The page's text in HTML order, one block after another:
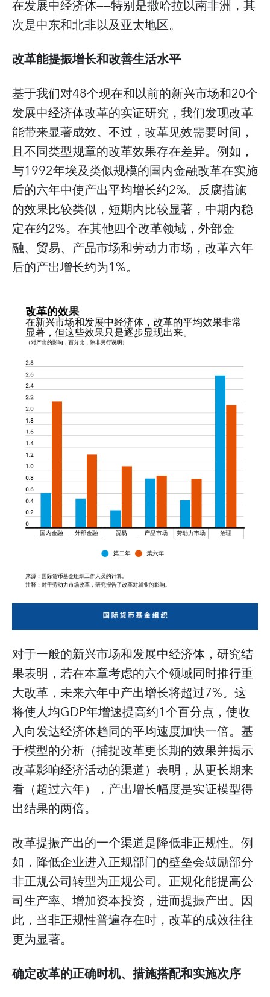
在发展中经济体——特别是撒哈拉以南非洲，其
次是中东和北非以及亚太地区。
改革能提振增长和改善生活水平
基于我们对48个现在和以前的新兴市场和20个
发展中经济体改革的实证研究，我们发现改革
能带来显著成效。不过，改革见效需要时间，
且不同类型规章的改革效果存在差异。例如，
与1992年埃及类似规模的国内金融改革在实施
后的六年中使产出平均增长约2%。反腐措施
的效果比较类似，短期内比较显著，中期内稳
定在约2%。在其他四个改革领域，外部金
融、贸易、产品市场和劳动力市场，改革六年
后的产出增长约为1%。
对于一般的新兴市场和发展中经济体，研究结
果表明，若在本章考虑的六个领域同时推行重
大改革，未来六年中产出增长将超过7%。这
将使人均GDP年增速提高约1个百分点，使收
入向发达经济体趋同的平均速度加快一倍。基
于模型的分析（捕捉改革更长期的效果并揭示
改革影响经济活动的渠道）表明，从更长期来
看（超过六年），产出增长幅度是实证模型得
出结果的两倍。
改革提振产出的一个渠道是降低非正规性。例
如，降低企业进入正规部门的壁垒会鼓励部分
非正规公司转型为正规公司。正规化能提高公
司生产率、增加资本投资，进而提振产出。因
此，当非正规性普遍存在时，改革的成效往往
更为显著。
确定改革的正确时机、措施搭配和实施次序